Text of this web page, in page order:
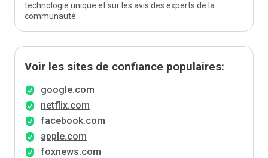
technologie unique et sur les avis des experts de la
communauté.
Voir les sites de confiance populaires:
google.com
netflix.com
facebook.com
apple.com
foxnews.com